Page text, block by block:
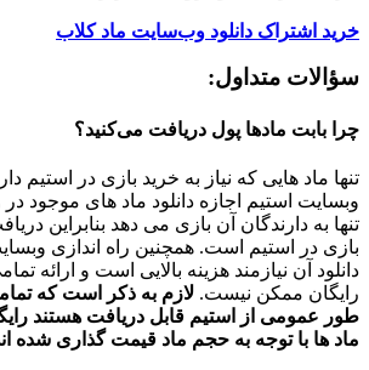
خرید اشتراک دانلود وب‌سایت ماد کلاب
سؤالات متداول:
چرا بابت مادها پول دریافت می‌کنید؟
تنها ماد هایی که نیاز به خرید بازی در استیم
وبسایت استیم اجازه دانلود ماد های موجود
تنها به دارندگان آن بازی می دهد بنابراین
بازی در استیم است. همچنین راه اندازی
دانلود آن نیازمند هزینه بالایی است و ارائه
رایگان ممکن نیست. لازم به ذکر است که
طور عمومی از استیم قابل دریافت هستند
ماد ها با توجه به حجم ماد قیمت گذاری شده